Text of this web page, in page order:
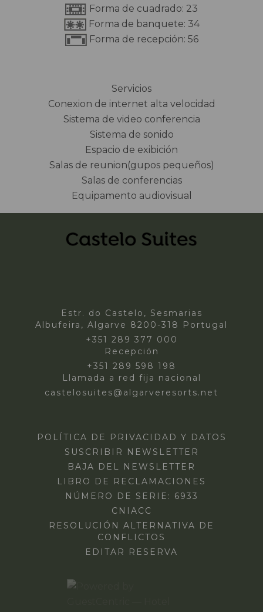
Forma de cuadrado: 23
Forma de banquete: 34
Forma de recepción: 56
Servicios
Conexion de internet alta velocidad
Sistema de video conferencia
Sistema de sonido
Espacio de exibición
Salas de reunion(gupos pequeños)
Salas de conferencias
Equipamento audiovisual
Estr. do Castelo, Sesmarias
Albufeira, Algarve 8200-318 Portugal
+351 289 377 000
Recepción
+351 289 598 198
Llamada a red fija nacional
castelosuites@algarveresorts.net
POLÍTICA DE PRIVACIDAD Y DATOS
SUSCRIBIR NEWSLETTER
BAJA DEL NEWSLETTER
LIBRO DE RECLAMACIONES
NÚMERO DE SERIE: 6933
CNIACC
RESOLUCIÓN ALTERNATIVA DE
CONFLICTOS
EDITAR RESERVA